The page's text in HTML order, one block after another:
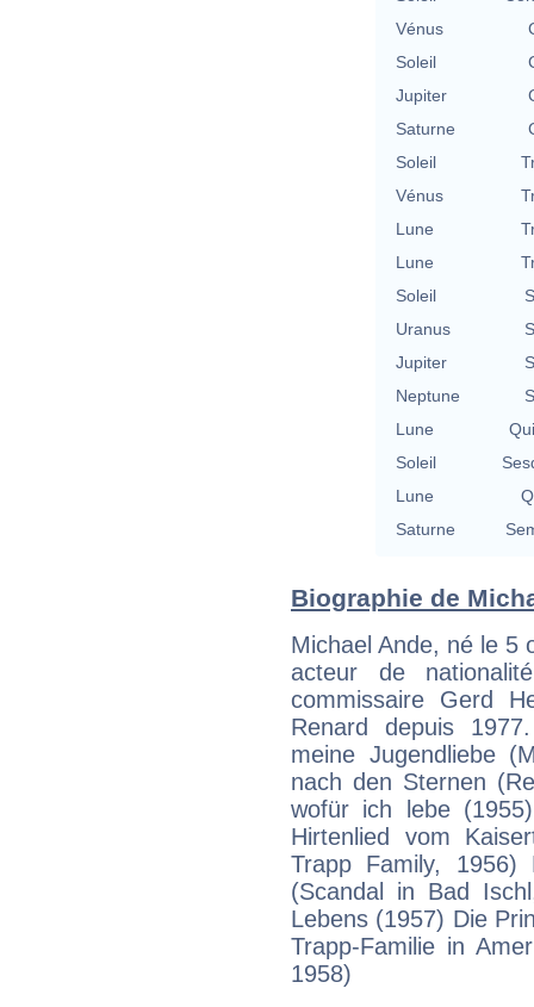
Vénus
Soleil
Jupiter
Saturne
Soleil
Vénus
Lune
Lune
Soleil
Uranus
Jupiter
Neptune
Lune
Soleil
Lune
Saturne
Biographie de
Michael Ande, né le 5
acteur de
commissaire Gerd
Renard depuis
meine Jugendliebe
nach den Sternen
wofür ich lebe
Hirtenlied vom
Trapp Family,
(Scandal in Bad
Lebens (1957) Die
Trapp-Familie in
1958)